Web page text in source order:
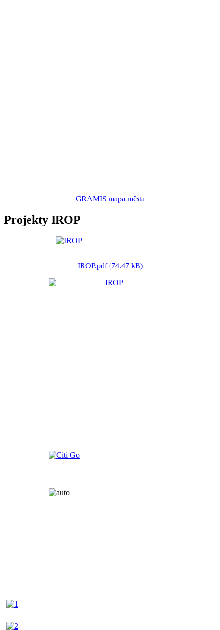
GRAMIS mapa města
Projekty IROP
IROP.pdf (74.47 kB)